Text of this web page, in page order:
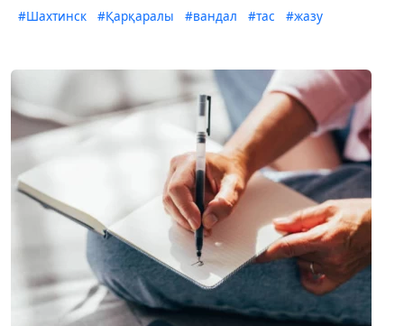
#Шахтинск #Қарқаралы #вандал #тас #жазу